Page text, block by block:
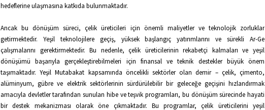
hedeflerine ulaşmasına katkıda bulunmaktadır.
Ancak bu dönüşüm süreci, çelik üreticileri için önemli maliyetler ve teknolojik zorluklar
getirmektedir. Yeşil teknolojilere geçiş, yüksek başlangıç yatırımlarını ve sürekli Ar-Ge
çalışmalarını gerektirmektedir. Bu nedenle, çelik üreticilerinin rekabetçi kalmaları ve yeşil
dönüşümü başarıyla gerçekleştirebilmeleri için finansal ve teknik destekler büyük önem
taşımaktadır. Yeşil Mutabakat kapsamında öncelikli sektörler olan demir – çelik, çimento,
alüminyum, gübre ve elektrik sektörlerinin sürdürülebilir bir geleceğe geçişini hızlandırmak
amacıyla devletler tarafından sunulan hibe ve teşvik programları, bu dönüşüm sürecinde hayati
bir destek mekanizması olarak öne çıkmaktadır. Bu programlar, çelik üreticilerini yeşil